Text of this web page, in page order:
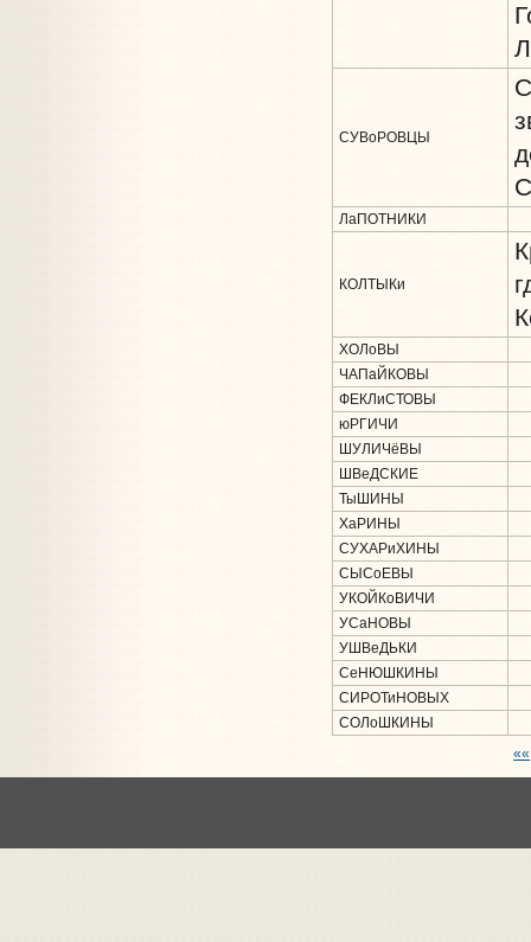
СУВоРОВЦЫ
ЛаПОТНИКИ
КОЛТЫКи
ХОЛоВЫ
ЧАПаЙКОВЫ
ФЕКЛиСТОВЫ
юРГИЧИ
ШУЛИЧёВЫ
ШВеДСКИЕ
ТыШИНЫ
ХаРИНЫ
СУХАРиХИНЫ
СЫСоЕВЫ
УКОЙКоВИЧИ
УСаНОВЫ
УШВеДЬКИ
СеНЮШКИНЫ
СИРОТиНОВЫХ
СОЛоШКИНЫ
««